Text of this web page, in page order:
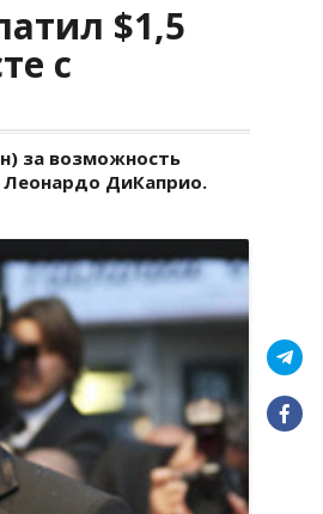
$1,5
с
за возможность
Леонардо ДиКаприо.